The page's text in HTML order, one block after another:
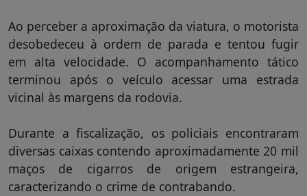
Ao perceber a aproximação da viatura, o motorista
desobedeceu à ordem de parada e tentou fugir
em alta velocidade. O acompanhamento tático
terminou após o veículo acessar uma estrada
vicinal às margens da rodovia.
Durante a fiscalização, os policiais encontraram
diversas caixas contendo aproximadamente 20 mil
maços de cigarros de origem estrangeira,
caracterizando o crime de contrabando.